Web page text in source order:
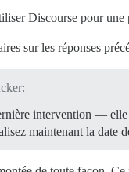
Discourse pour une
sur les réponses
intervention — elle
maintenant la date